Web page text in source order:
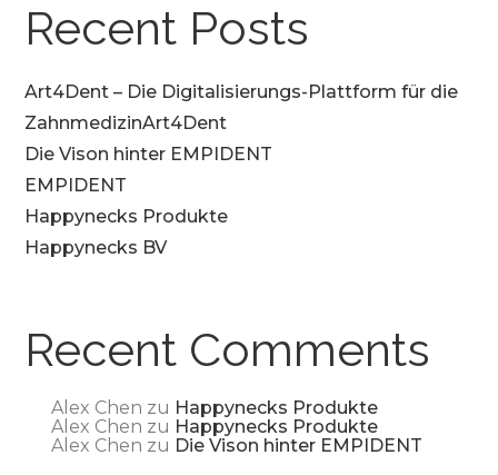
Recent Posts
Art4Dent – Die Digitalisierungs-Plattform für die
ZahnmedizinArt4Dent
Die Vison hinter EMPIDENT
EMPIDENT
Happynecks Produkte
Happynecks BV
Recent Comments
Alex Chen zu Happynecks Produkte
Alex Chen zu Happynecks Produkte
Alex Chen zu Die Vison hinter EMPIDENT